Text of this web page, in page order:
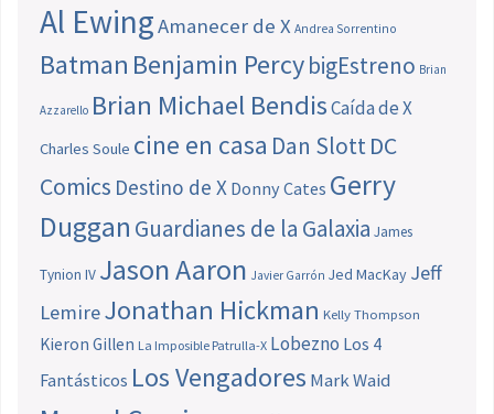
Al EwingAmanecer de X Andrea Sorrentino
Batman Benjamin PercybigEstreno Brian
Azzarello Brian Michael BendisCaída de X
Charles Soule cine en casa Dan SlottDC
Comics Destino de X Donny Cates Gerry
Duggan Guardianes de la Galaxia James
Tynion IV Jason Aaron Javier Garrón Jed MacKay Jeff
LemireJonathan Hickman Kelly Thompson
Kieron Gillen La Imposible Patrulla-X Lobezno Los 4
Fantásticos Los Vengadores Mark Waid